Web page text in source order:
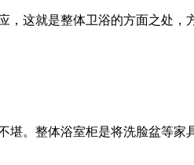
这就是整体卫浴的方面之处，
。整体浴室柜是将洗脸盆等家